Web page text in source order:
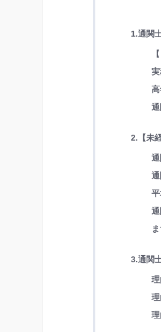
1.通関
2.【未
3.通関